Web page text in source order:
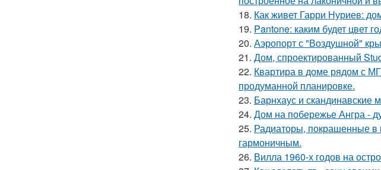
18. Как живет Гарри Нуриев:
19. Pantone: каким будет цвет
20. Аэропорт с "Воздушной"
21. Дом, спроектированный
22. Квартира в доме рядом с
продуманной планировке.
23. Барнхаус и скандинавские
24. Дом на побережье Ангра -
25. Радиаторы, покрашенные в
гармоничным.
26. Вилла 1960-х годов на